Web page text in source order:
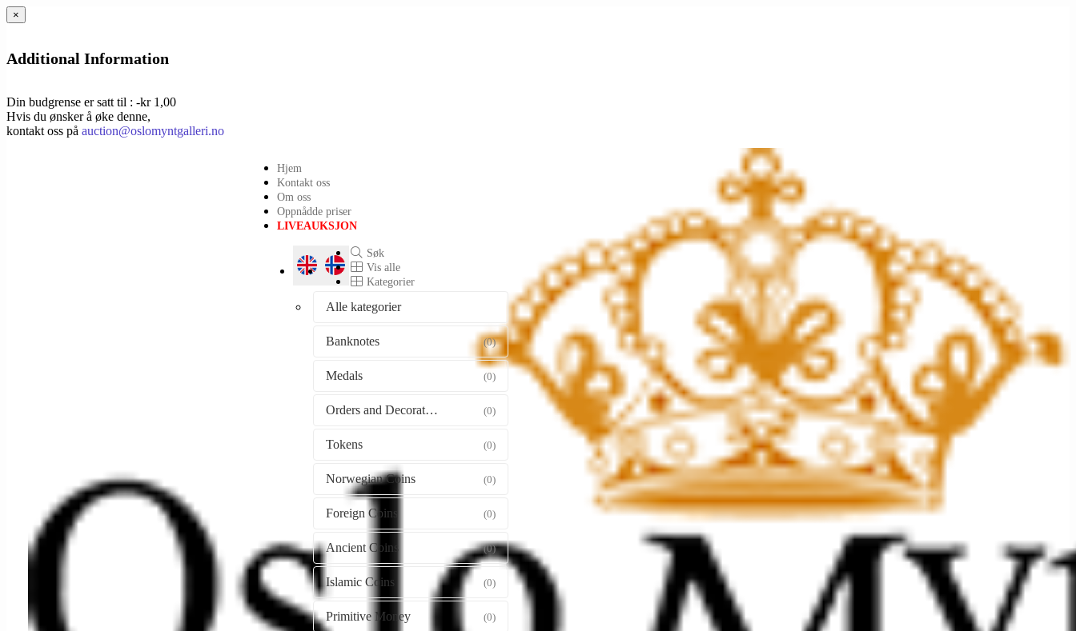
×
Additional Information
Din budgrense er satt til : -kr 1,00
Hvis du ønsker å øke denne,
kontakt oss på auction@oslomyntgalleri.no
Hjem
Kontakt oss
Om oss
Oppnådde priser
LIVEAUKSJON
Søk
Vis alle
Kategorier
Alle kategorier
Banknotes (0)
Medals (0)
Orders and Decorations (0)
Tokens (0)
Norwegian Coins (0)
Foreign Coins (0)
Ancient Coins (0)
Islamic Coins (0)
Primitive Money (0)